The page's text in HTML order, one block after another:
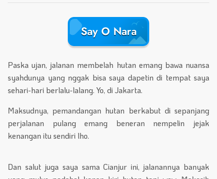
Say O Nara
Paska ujan, jalanan membelah hutan emang bawa nuansa
syahdunya yang nggak bisa saya dapetin di tempat saya
sehari-hari berlalu-lalang. Yo, di Jakarta.
Maksudnya, pemandangan hutan berkabut di sepanjang
perjalanan pulang emang beneran nempelin jejak
kenangan itu sendiri lho.
Dan salut juga saya sama Cianjur ini, jalanannya banyak